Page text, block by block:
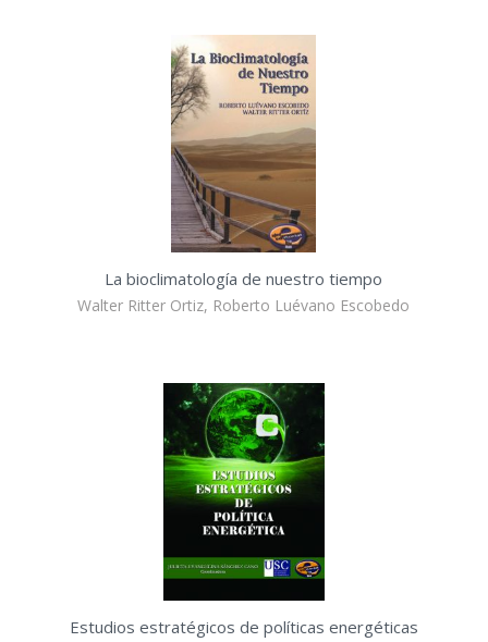
La bioclimatología de nuestro tiempo
Walter Ritter Ortiz, Roberto Luévano Escobedo
Estudios estratégicos de políticas energéticas